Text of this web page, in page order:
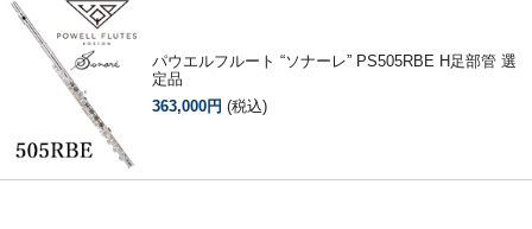
パウエルフルート “ソナーレ” PS505RBE H足部管 選
定品
363,000円 (税込)